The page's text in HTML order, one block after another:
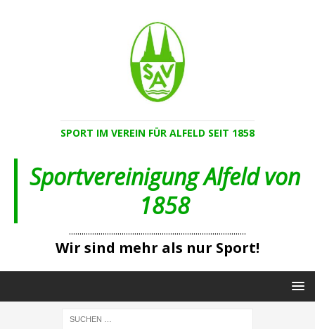
SPORT IM VEREIN FÜR ALFELD SEIT 1858
Sportvereinigung Alfeld von
1858
....................................................................................
Wir sind mehr als nur Sport!